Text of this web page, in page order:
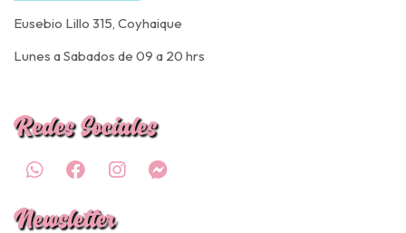
Eusebio Lillo 315, Coyhaique
Lunes a Sabados de 09 a 20 hrs
Redes Sociales
Newsletter